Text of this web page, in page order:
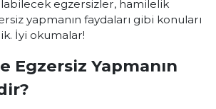
egzersizler, hamilelik
yapmanın faydaları gibi konuları
İyi okumalar!
Egzersiz Yapmanın